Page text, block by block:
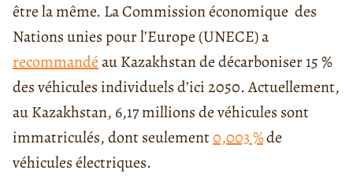
être la même. La Commission économique des
Nations unies pour l’Europe (UNECE) a
recommandéau Kazakhstan de décarboniser 15 %
des véhicules individuels d’ici 2050. Actuellement,
au Kazakhstan, 6,17 millions de véhicules sont
immatriculés, dont seulement0,003 %de
véhicules électriques.